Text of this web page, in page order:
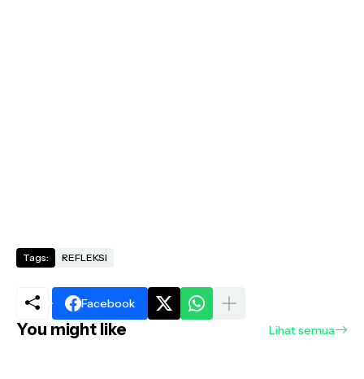
Tags: REFLEKSI
Facebook
You might like Lihat semua